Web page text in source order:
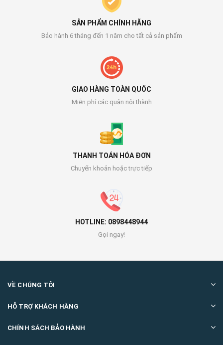
SẢN PHẨM CHÍNH HÃNG
Bảo hành 6 tháng đến 1 năm cho tất cả sản phẩm
GIAO HÀNG TOÀN QUỐC
Miễn phí các quận nội thành
THANH TOÁN HÓA ĐƠN
Chuyển khoản hoặc trực tiếp
HOTLINE: 0898448944
Gọi ngay!
VỀ CHÚNG TÔI
HỖ TRỢ KHÁCH HÀNG
CHÍNH SÁCH BẢO HÀNH